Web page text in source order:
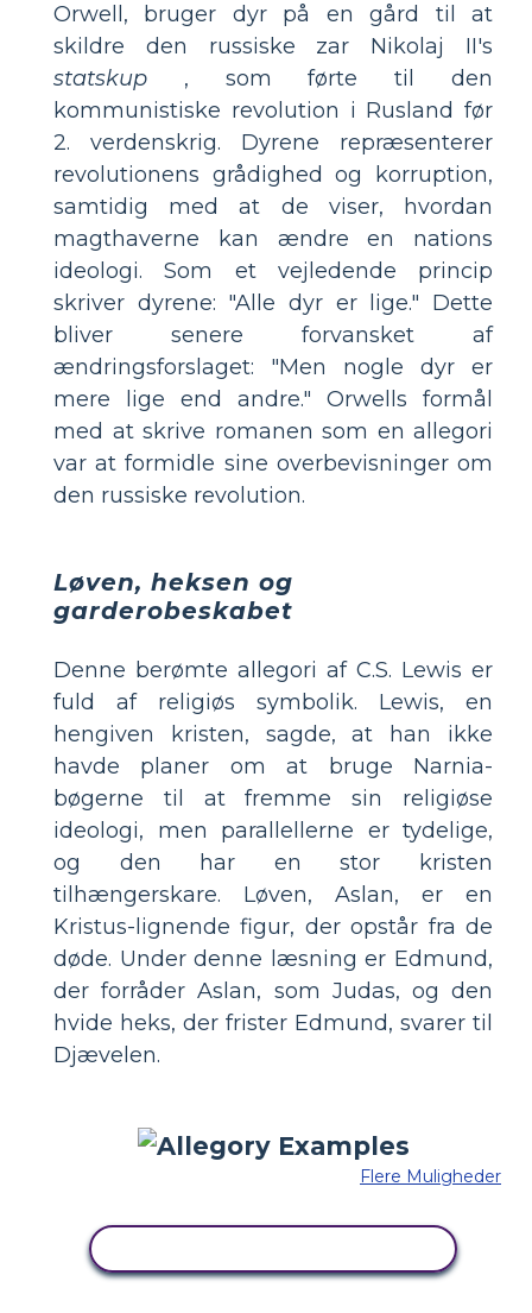
Orwell, bruger dyr på en gård til at
skildre den russiske zar Nikolaj II's
statskup , som førte til den
kommunistiske revolution i Rusland før
2. verdenskrig. Dyrene repræsenterer
revolutionens grådighed og korruption,
samtidig med at de viser, hvordan
magthaverne kan ændre en nations
ideologi. Som et vejledende princip
skriver dyrene: "Alle dyr er lige." Dette
bliver senere forvansket af
ændringsforslaget: "Men nogle dyr er
mere lige end andre." Orwells formål
med at skrive romanen som en allegori
var at formidle sine overbevisninger om
den russiske revolution.
Løven, heksen og
garderobeskabet
Denne berømte allegori af C.S. Lewis er
fuld af religiøs symbolik. Lewis, en
hengiven kristen, sagde, at han ikke
havde planer om at bruge Narnia-
bøgerne til at fremme sin religiøse
ideologi, men parallellerne er tydelige,
og den har en stor kristen
tilhængerskare. Løven, Aslan, er en
Kristus-lignende figur, der opstår fra de
døde. Under denne læsning er Edmund,
der forråder Aslan, som Judas, og den
hvide heks, der frister Edmund, svarer til
Djævelen.
Flere Muligheder